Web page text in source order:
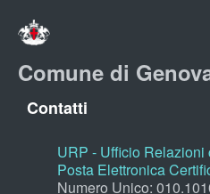
Comune di
Contatti
URP - Ufficio
Posta Elettronica
Numero Unico: